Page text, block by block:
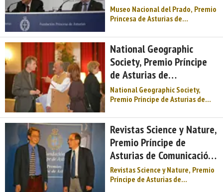
y Humanidades 2019
Museo Nacional del Prado, Premio
Princesa de Asturias de
2019. Convertido en la institución
cultural más importante de
España y en una de las
pinacotecas más destacadas del
mundo, el Museo Nacional del P ...
National Geographic
Society, Premio Príncipe
de Asturias de
Comunicación y
Humanidades 2006
National Geographic Society,
Premio Príncipe de Asturias de
2006. Acta del jurado. Reunido en
Oviedo el Jurado del Premio
Príncipe de Asturias de
Comunicación y Humanidades
2006, integrado por D.ª Carmen
Albo ...
Revistas Science y Nature,
Premio Príncipe de
Asturias de Comunicación
y Humanidades 2007
Revistas Science y Nature, Premio
Príncipe de Asturias de